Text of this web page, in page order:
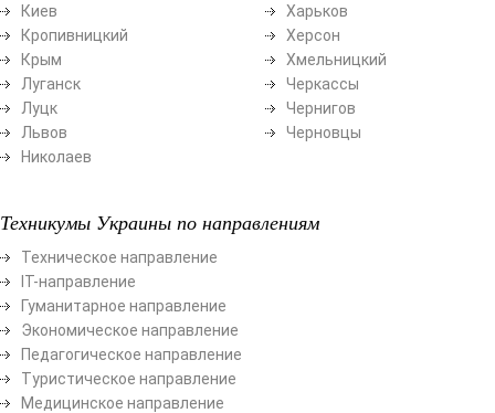
Киев
Кропивницкий
Крым
Луганск
Луцк
Львов
Николаев
Харьков
Херсон
Хмельницкий
Черкассы
Чернигов
Черновцы
Техникумы Украины по направлениям
Техническое направление
ІТ-направление
Гуманитарное направление
Экономическое направление
Педагогическое направление
Туристическое направление
Медицинское направление